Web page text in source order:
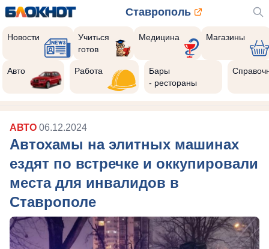
Ставрополь
Новости
Учиться
готов
Медицина Магазины
Авто Работа
Бары
- рестораны
АВТО 06.12.2024
Автохамы на элитных машинах
ездят по встречке и оккупировали
места для инвалидов в
Ставрополе